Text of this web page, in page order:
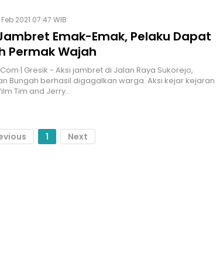
2021 07:47 WIB
Emak-Emak, Pelaku Dapat
Permak Wajah
| Gresik - Aksi jambret di Jalan Raya Sukorejo,
Bungah berhasil digagalkan warga. Aksi kejar kejaran
Tim and Jerry…
1 Next